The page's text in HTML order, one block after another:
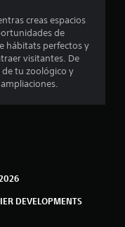
creas espacios
de
hábitats perfectos y
visitantes. De
tu zoológico y
DEVELOPMENTS